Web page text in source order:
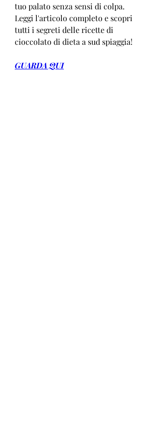
tuo palato senza sensi di colpa.
Leggi l'articolo completo e scopri
tutti i segreti delle ricette di
cioccolato di dieta a sud spiaggia!
GUARDA QUI